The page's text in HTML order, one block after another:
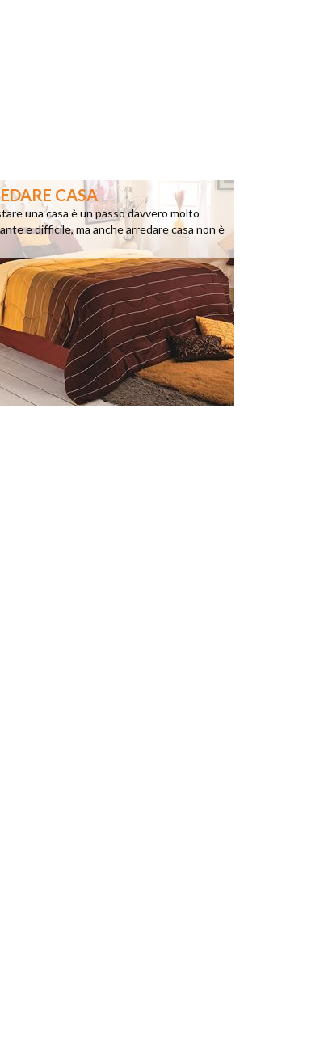
CASA
una casa è un passo davvero molto
e difficile, ma anche arredare casa non è